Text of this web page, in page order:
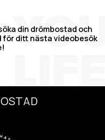
din drömbostad och
för ditt nästa videobesök